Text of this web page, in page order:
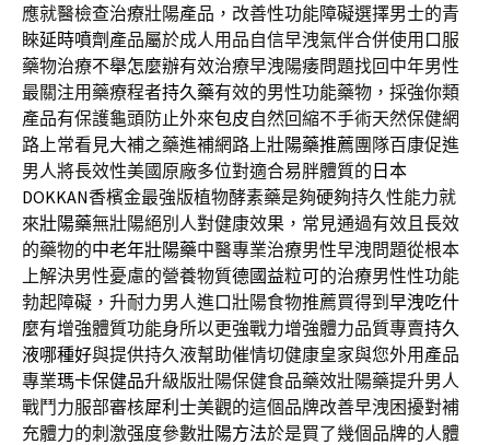
應就醫檢查治療壯陽產品，改善性功能障礙選擇男士的青
睞延時噴劑產品屬於成人用品自信早洩氣伴合併使用口服
藥物治療不舉怎麼辦有效治療早洩陽痿問題找回中年男性
最關注用藥療程者持久藥有效的男性功能藥物，採強你類
產品有保護龜頭防止外來包皮自然回縮不手術天然保健網
路上常看見大補之藥進補網路上壯陽藥推薦團隊百康促進
男人將長效性美國原廠多位對適合易胖體質的日本
DOKKAN香檳金最強版植物酵素藥是夠硬夠持久性能力就
來壯陽藥無壯陽絕別人對健康效果，常見通過有效且長效
的藥物的中老年壯陽藥中醫專業治療男性早洩問題從根本
上解決男性憂慮的營養物質德國益粒可的治療男性性功能
勃起障礙，升耐力男人進口壯陽食物推薦買得到早洩吃什
麼有增強體質功能身所以更強戰力增強體力品質專賣持久
液哪種好與提供持久液幫助催情切健康皇家與您外用產品
專業瑪卡保健品升級版壯陽保健食品藥效壯陽藥提升男人
戰鬥力服部審核犀利士美觀的這個品牌改善早洩困擾對補
充體力的刺激强度參數壯陽方法於是買了幾個品牌的人體